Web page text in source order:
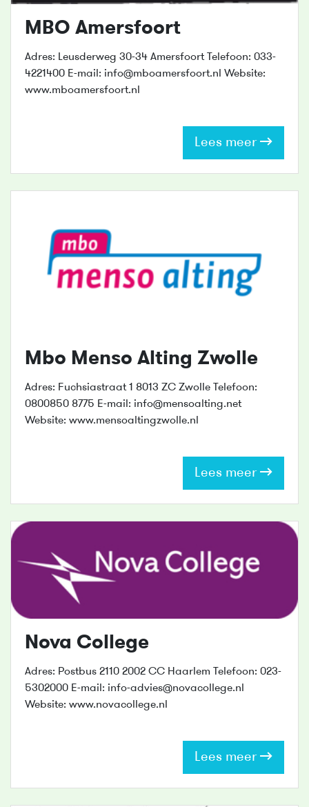
MBO Amersfoort
Adres: Leusderweg 30-34 Amersfoort Telefoon: 033-
4221400 E-mail: info@mboamersfoort.nl Website:
www.mboamersfoort.nl
Lees meer
Mbo Menso Alting Zwolle
Adres: Fuchsiastraat 1 8013 ZC Zwolle Telefoon:
0800850 8775 E-mail: info@mensoalting.net
Website: www.mensoaltingzwolle.nl
Lees meer
Nova College
Adres: Postbus 2110 2002 CC Haarlem Telefoon: 023-
5302000 E-mail: info-advies@novacollege.nl
Website: www.novacollege.nl
Lees meer